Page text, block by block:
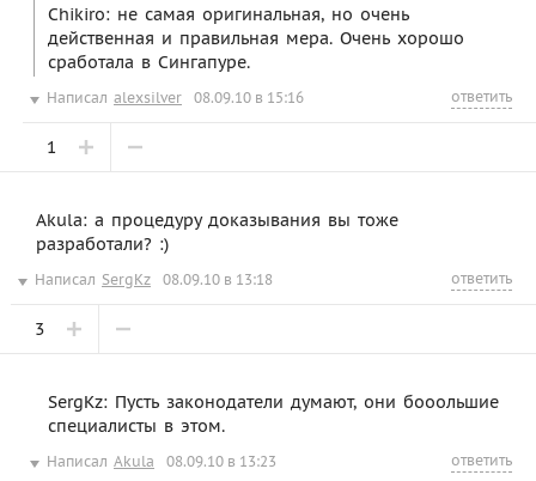
Chikiro: не самая оригинальная, но очень
действенная и правильная мера. Очень хорошо
сработала в Сингапуре.
Написал alexsilver 08.09.10 в 15:16 ответить
1
Akula: а процедуру доказывания вы тоже
разработали? :)
Написал SergKz 08.09.10 в 13:18 ответить
3
SergKz: Пусть законодатели думают, они бооольшие
специалисты в этом.
Написал Akula 08.09.10 в 13:23 ответить